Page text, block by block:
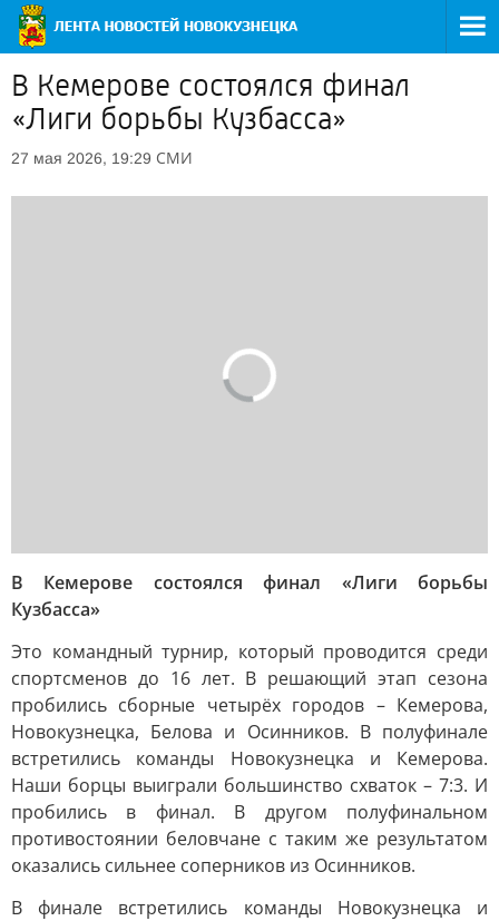
В Кемерове состоялся финал
«Лиги борьбы Кузбасса»
27 мая 2026, 19:29 СМИ
В Кемерове состоялся финал «Лиги борьбы
Кузбасса»
Это командный турнир, который проводится среди
спортсменов до 16 лет. В решающий этап сезона
пробились сборные четырёх городов – Кемерова,
Новокузнецка, Белова и Осинников. В полуфинале
встретились команды Новокузнецка и Кемерова.
Наши борцы выиграли большинство схваток – 7:3. И
пробились в финал. В другом полуфинальном
противостоянии беловчане с таким же результатом
оказались сильнее соперников из Осинников.
В финале встретились команды Новокузнецка и